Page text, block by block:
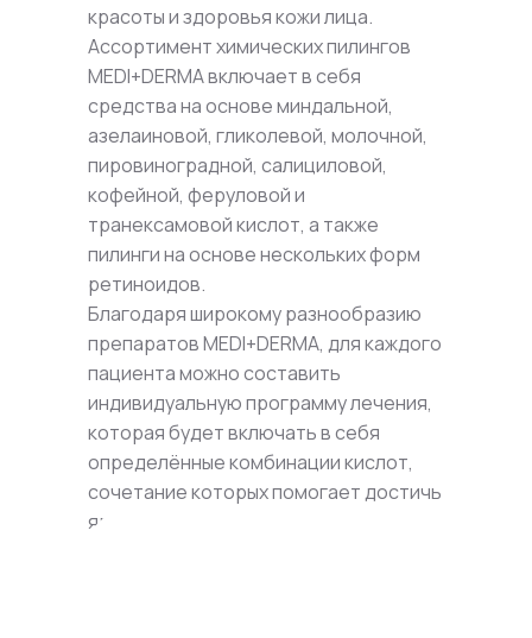
красоты и здоровья кожи лица.
Ассортимент химических пилингов
MEDI+DERMA включает в себя
средства на основе миндальной,
азелаиновой, гликолевой, молочной,
пировиноградной, салициловой,
кофейной, феруловой и
транексамовой кислот, а также
пилинги на основе нескольких форм
ретиноидов.
Благодаря широкому разнообразию
препаратов MEDI+DERMA, для каждого
пациента можно составить
индивидуальную программу лечения,
которая будет включать в себя
определённые комбинации кислот,
сочетание которых помогает достичь
ярко выраженного результата.